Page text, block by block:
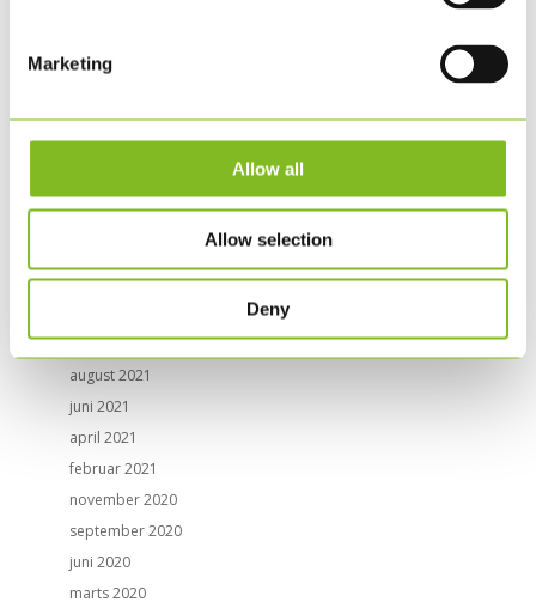
Marketing
Allow all
Allow selection
Deny
december 2023
maj 2023
februar 2022
september 2021
august 2021
juni 2021
april 2021
februar 2021
november 2020
september 2020
juni 2020
marts 2020